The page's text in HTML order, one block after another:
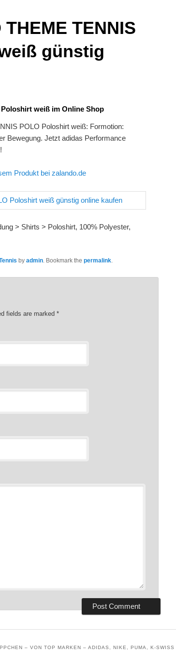
TENNIS
günstig
Poloshirt weiß im Online Shop
POLO Poloshirt weiß: Formotion:
Bewegung. Jetzt adidas Performance
Produkt bei zalando.de
> Shirts > Poloshirt, 100% Polyester,
by admin. Bookmark the permalink.
fields are marked *
– VON TOP MARKEN – ADIDAS, NIKE, PUMA, K-SWISS